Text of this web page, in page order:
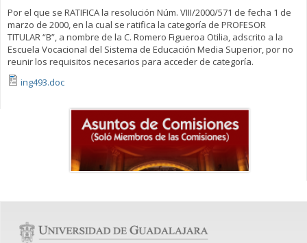
Por el que se RATIFICA la resolución Núm. VIII/2000/571 de fecha 1 de
marzo de 2000, en la cual se ratifica la categoría de PROFESOR
TITULAR “B”, a nombre de la C. Romero Figueroa Otilia, adscrito a la
Escuela Vocacional del Sistema de Educación Media Superior, por no
reunir los requisitos necesarios para acceder de categoría.
ing493.doc